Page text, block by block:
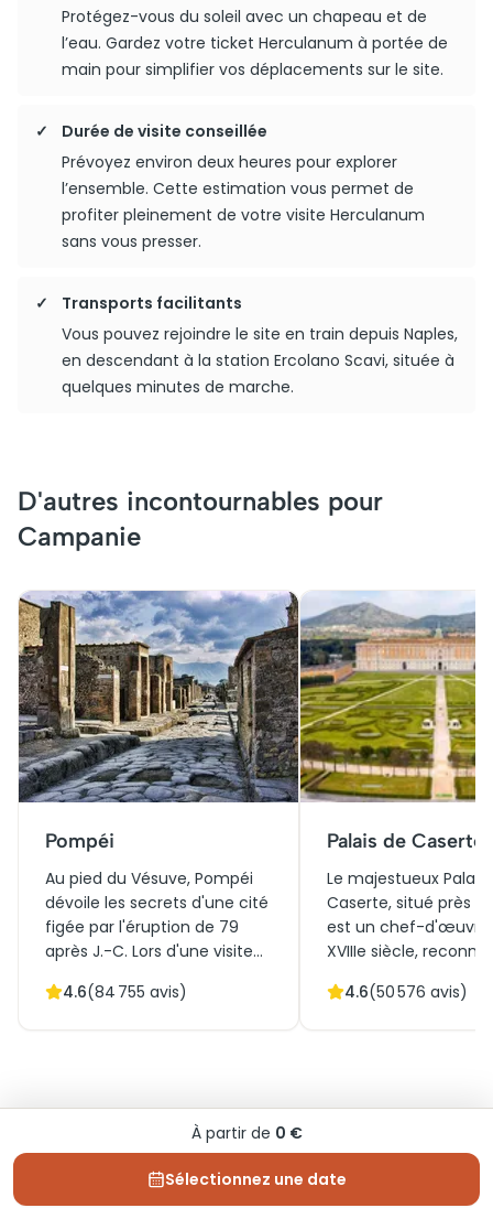
Protégez-vous du soleil avec un chapeau et de
l’eau. Gardez votre ticket Herculanum à portée de
main pour simplifier vos déplacements sur le site.
Durée de visite conseillée
Prévoyez environ deux heures pour explorer
l’ensemble. Cette estimation vous permet de
profiter pleinement de votre visite Herculanum
sans vous presser.
Transports facilitants
Vous pouvez rejoindre le site en train depuis Naples,
en descendant à la station Ercolano Scavi, située à
quelques minutes de marche.
D'autres incontournables pour
Campanie
Pompéi
Au pied du Vésuve, Pompéi
dévoile les secrets d'une cité
figée par l'éruption de 79
après J.-C. Lors d'une visite
parcourez ses rues pavées et
un passé vibrant, mêlant
histoire et intrigue. Explorez le
forum, les bains publics et les
temples qui témoignent
4.6(84 755 avis)
Palais de Caserte
Le majestueux Palais
Caserte, situé près
est un chef-d'œuvre
XVIIIe siècle,
culturelle. Conçu par
royale, il est
attraction
4.6(50 576 avis)
Questions fréquentes
À partir de 0 €
Sélectionnez une date